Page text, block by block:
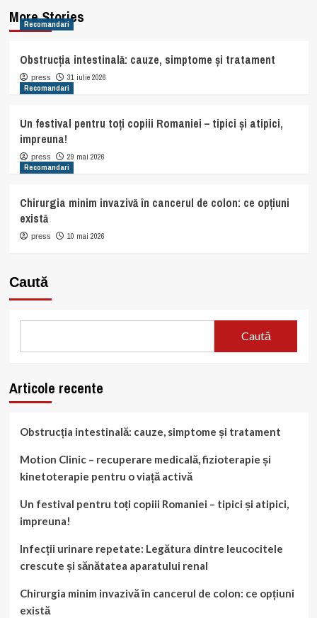
More Stories
Recomandari
Obstrucția intestinală: cauze, simptome și tratament
press
31 iulie 2026
Recomandari
Un festival pentru toți copiii Romaniei – tipici și atipici,
impreuna!
press
29 mai 2026
Recomandari
Chirurgia minim invazivă în cancerul de colon: ce opțiuni
există
press 10 mai 2026
Caută
Caută
Articole recente
Obstrucția intestinală: cauze, simptome și tratament
Motion Clinic – recuperare medicală, fizioterapie și
kinetoterapie pentru o viață activă
Un festival pentru toți copiii Romaniei – tipici și atipici,
impreuna!
Infecții urinare repetate: Legătura dintre leucocitele
crescute și sănătatea aparatului renal
Chirurgia minim invazivă în cancerul de colon: ce opțiuni
există